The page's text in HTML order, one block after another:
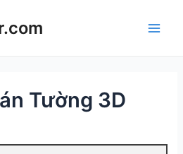
Tường 3D